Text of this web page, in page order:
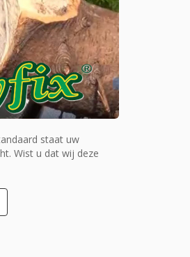
staat uw
Wist u dat wij deze